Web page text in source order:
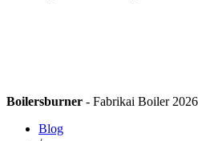
Boilersburner - Fabrikai Boiler 2026
Blog